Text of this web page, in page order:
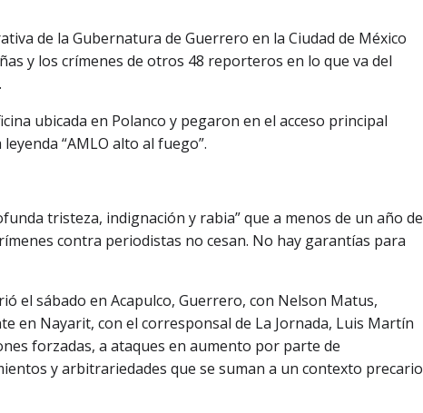
de la Gubernatura de Guerrero en la Ciudad de México
y los crímenes de otros 48 reporteros en lo que va del
ubicada en Polanco y pegaron en el acceso principal
“AMLO alto al fuego”.
tristeza, indignación y rabia” que a menos de un año de
contra periodistas no cesan. No hay garantías para
el sábado en Acapulco, Guerrero, con Nelson Matus,
en Nayarit, con el corresponsal de La Jornada, Luis Martín
forzadas, a ataques en aumento por parte de
y arbitrariedades que se suman a un contexto precario